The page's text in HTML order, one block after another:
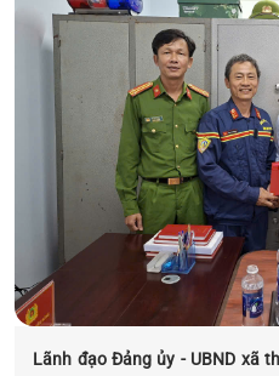
Lãnh đạo Đảng ủy - UBND xã